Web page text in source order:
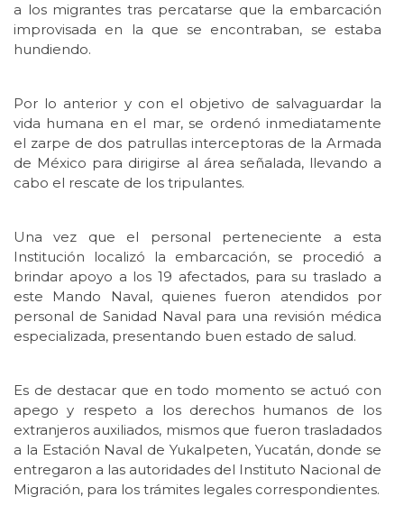
a los migrantes tras percatarse que la embarcación
improvisada en la que se encontraban, se estaba
hundiendo.
Por lo anterior y con el objetivo de salvaguardar la
vida humana en el mar, se ordenó inmediatamente
el zarpe de dos patrullas interceptoras de la Armada
de México para dirigirse al área señalada, llevando a
cabo el rescate de los tripulantes.
Una vez que el personal perteneciente a esta
Institución localizó la embarcación, se procedió a
brindar apoyo a los 19 afectados, para su traslado a
este Mando Naval, quienes fueron atendidos por
personal de Sanidad Naval para una revisión médica
especializada, presentando buen estado de salud.
Es de destacar que en todo momento se actuó con
apego y respeto a los derechos humanos de los
extranjeros auxiliados, mismos que fueron trasladados
a la Estación Naval de Yukalpeten, Yucatán, donde se
entregaron a las autoridades del Instituto Nacional de
Migración, para los trámites legales correspondientes.